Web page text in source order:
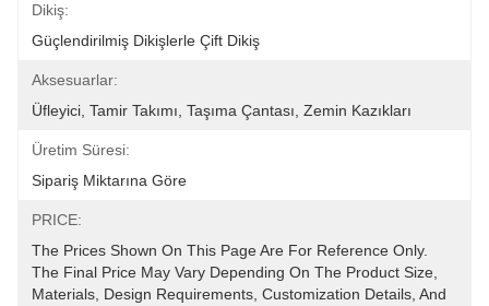
Dikiş:
Güçlendirilmiş Dikişlerle Çift Dikiş
Aksesuarlar:
Üfleyici, Tamir Takımı, Taşıma Çantası, Zemin Kazıkları
Üretim Süresi:
Sipariş Miktarına Göre
PRICE:
The Prices Shown On This Page Are For Reference Only.
The Final Price May Vary Depending On The Product Size,
Materials, Design Requirements, Customization Details, And